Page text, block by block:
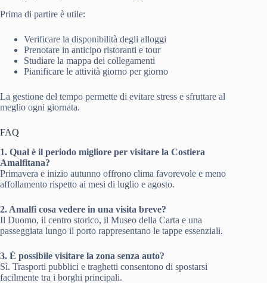
Prima di partire è utile:
Verificare la disponibilità degli alloggi
Prenotare in anticipo ristoranti e tour
Studiare la mappa dei collegamenti
Pianificare le attività giorno per giorno
La gestione del tempo permette di evitare stress e sfruttare al
meglio ogni giornata.
FAQ
1. Qual è il periodo migliore per visitare la Costiera
Amalfitana?
Primavera e inizio autunno offrono clima favorevole e meno
affollamento rispetto ai mesi di luglio e agosto.
2. Amalfi cosa vedere in una visita breve?
Il Duomo, il centro storico, il Museo della Carta e una
passeggiata lungo il porto rappresentano le tappe essenziali.
3. È possibile visitare la zona senza auto?
Sì. Trasporti pubblici e traghetti consentono di spostarsi
facilmente tra i borghi principali.